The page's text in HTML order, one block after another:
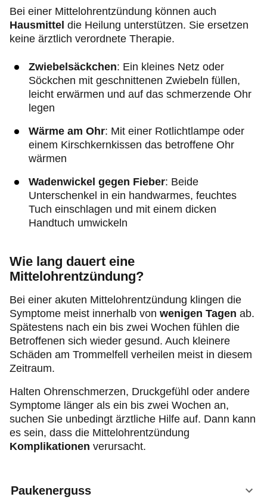
Bei einer Mittelohrentzündung können auch
Hausmittel die Heilung unterstützen. Sie ersetzen
keine ärztlich verordnete Therapie.
Zwiebelsäckchen: Ein kleines Netz oder
Söckchen mit geschnittenen Zwiebeln füllen,
leicht erwärmen und auf das schmerzende Ohr
legen
Wärme am Ohr: Mit einer Rotlichtlampe oder
einem Kirschkernkissen das betroffene Ohr
wärmen
Wadenwickel gegen Fieber: Beide
Unterschenkel in ein handwarmes, feuchtes
Tuch einschlagen und mit einem dicken
Handtuch umwickeln
Wie lang dauert eine
Mittelohrentzündung?
Bei einer akuten Mittelohrentzündung klingen die
Symptome meist innerhalb von wenigen Tagen ab.
Spätestens nach ein bis zwei Wochen fühlen die
Betroffenen sich wieder gesund. Auch kleinere
Schäden am Trommelfell verheilen meist in diesem
Zeitraum.
Halten Ohrenschmerzen, Druckgefühl oder andere
Symptome länger als ein bis zwei Wochen an,
suchen Sie unbedingt ärztliche Hilfe auf. Dann kann
es sein, dass die Mittelohrentzündung
Komplikationen verursacht.
Paukenerguss